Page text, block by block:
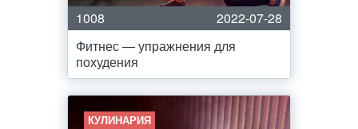
1008
2022-07-28
Фитнес — упражнения для
похудения
КУЛИНАРИЯ